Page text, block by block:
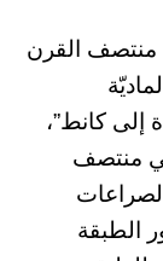
منتصف القرن
إلى كانط”،
منتصف
الطبقة